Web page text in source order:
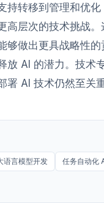
持转移到管理和优
高层次的技术挑战
够做出更具战略性
放 AI 的潜力。技术
署 AI 技术仍然至关重
语言模型开发 任务自动化